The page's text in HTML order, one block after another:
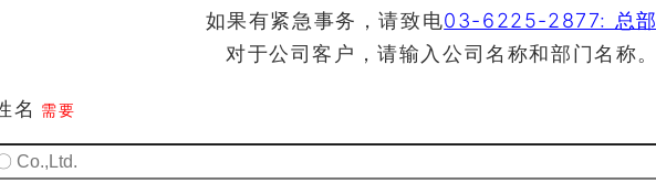
如果有紧急事务，请致电03-6225-2877: 总部
对于公司客户，请输入公司名称和部门名称。
名 需要